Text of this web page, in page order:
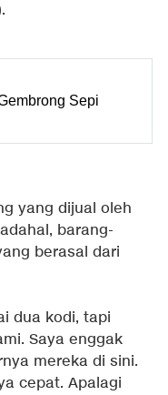
Sepi
yang dijual oleh
barang-
berasal dari
dua kodi, tapi
Saya enggak
mereka di sini.
cepat. Apalagi